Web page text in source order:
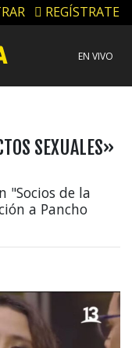
REGÍSTRATE
EN VIVO
SEXUALES»
"Socios de la
a Pancho